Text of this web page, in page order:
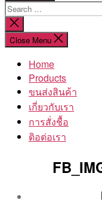
Search
for:
Close
search
Close Menu
Home
Products
ขนส่งสินค้า
เกี่ยวกับเรา
การสั่งชื้อ
ติอต่อเรา